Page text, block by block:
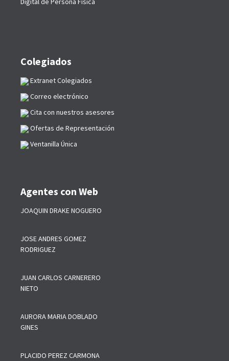
Colegiados
Extranet Colegiados
Correo electrónico
Cita con nuestros asesores
Ofertas de Representación
Ventanilla Única
Agentes con Web
JOAQUIN DRAKE NOGUERO
JOSE ANDRES GOMEZ
RODRIGUEZ
JUAN CARLOS CARNERERO
NIETO
AURORA MARIA DOBLADO
GINES
PLACIDO PEREZ CARMONA